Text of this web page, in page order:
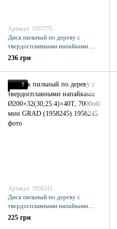
Артикул: 1957775
Диск пильный по дереву с
твердосплавными напайками
Ø185×22.2(20;16)×60Т, 8000об/
мин GRAD (1957775)
236 грн
7
Артикул: 1958245
Диск пильный по дереву с
твердосплавными напайками
Ø200×32(30;25.4)×40Т, 7000об/
мин GRAD (1958245)
225 грн